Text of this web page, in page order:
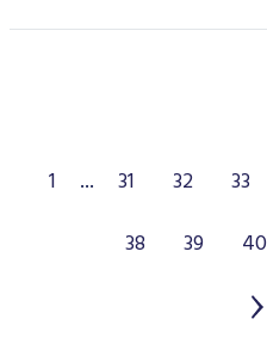
1 ... 31 32 33
38
39 40